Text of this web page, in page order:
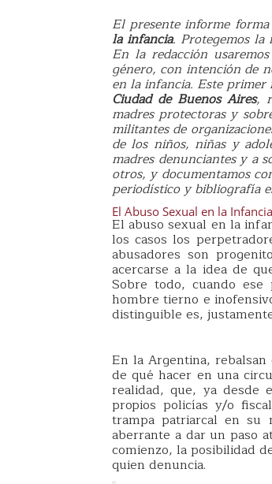
El presente informe
la infancia. Protegemos la
En la redacción
género, con intención de
en la infancia. Este
Ciudad de Buenos Aires,
madres protectoras y
militantes de
de los niños, niñas y
madres denunciantes y a
otros, y documentamos
periodístico y bibliografía
El Abuso Sexual en la
El abuso sexual en la
los casos los
abusadores son
acercarse a la idea de
Sobre todo, cuando
hombre tierno e
distinguible es,
En la Argentina,
de qué hacer en una
realidad, que, ya desde
propios policías y/o
trampa patriarcal en su
aberrante a dar un paso
comienzo, la posibilidad
quien denuncia.